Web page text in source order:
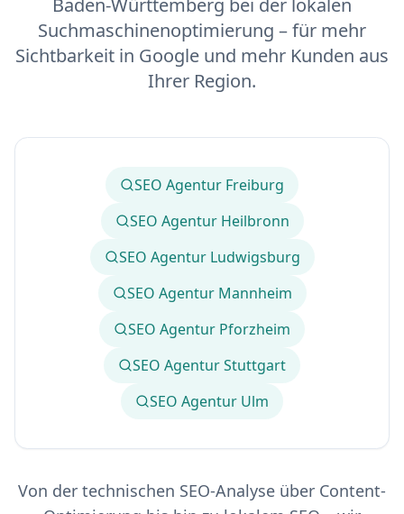
Baden-Württemberg bei der lokalen
Suchmaschinenoptimierung – für mehr
Sichtbarkeit in Google und mehr Kunden aus
Ihrer Region.
SEO Agentur Freiburg
SEO Agentur Heilbronn
SEO Agentur Ludwigsburg
SEO Agentur Mannheim
SEO Agentur Pforzheim
SEO Agentur Stuttgart
SEO Agentur Ulm
Von der technischen SEO-Analyse über Content-